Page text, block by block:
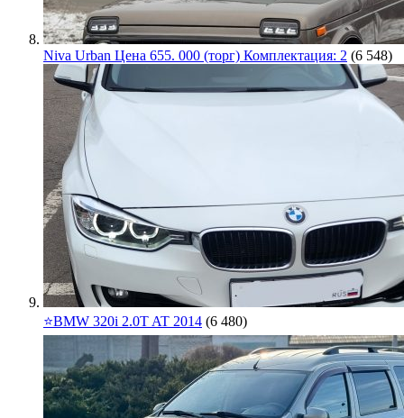
Niva Urban Цена 655. 000 (торг) Комплектация: 2 (6 548)
⭐️BMW 320i 2.0T AT 2014 (6 480)